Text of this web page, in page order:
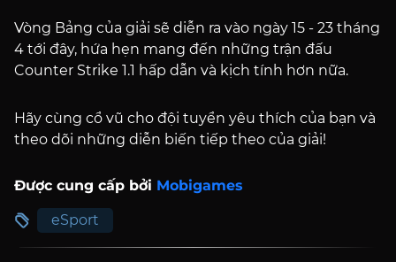
Vòng Bảng của giải sẽ diễn ra vào ngày 15 - 23 tháng
4 tới đây, hứa hẹn mang đến những trận đấu
Counter Strike 1.1 hấp dẫn và kịch tính hơn nữa.
Hãy cùng cổ vũ cho đội tuyển yêu thích của bạn và
theo dõi những diễn biến tiếp theo của giải!
Được cung cấp bởi Mobigames
eSport